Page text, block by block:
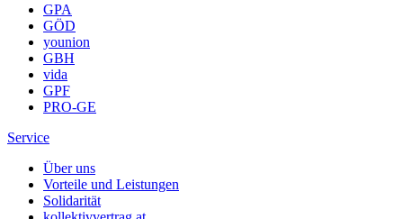
GPA
GÖD
younion
GBH
vida
GPF
PRO-GE
Service
Über uns
Vorteile und Leistungen
Solidarität